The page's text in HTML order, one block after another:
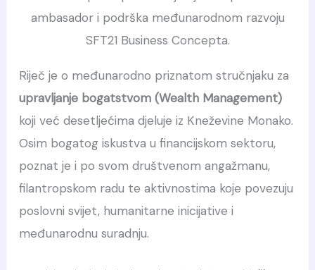
ambasador i podrška međunarodnom razvoju
SFT21 Business Concepta.
Riječ je o međunarodno priznatom stručnjaku za
upravljanje bogatstvom (Wealth Management)
koji već desetljećima djeluje iz Kneževine Monako.
Osim bogatog iskustva u financijskom sektoru,
poznat je i po svom društvenom angažmanu,
filantropskom radu te aktivnostima koje povezuju
poslovni svijet, humanitarne inicijative i
međunarodnu suradnju.